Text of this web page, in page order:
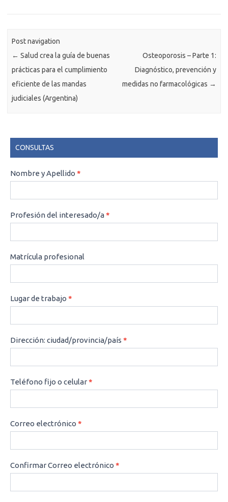
Post navigation
← Salud crea la guía de buenas
prácticas para el cumplimiento
eficiente de las mandas
judiciales (Argentina)
Osteoporosis – Parte 1:
Diagnóstico, prevención y
medidas no farmacológicas →
CONSULTAS
CONSULTAS
Nombre y Apellido *
Profesión del interesado/a*
Matrícula profesional
Lugar de trabajo *
Dirección: ciudad/provincia/país *
Teléfono fijo o celular*
Correo electrónico *
Confirmar Correo electrónico *